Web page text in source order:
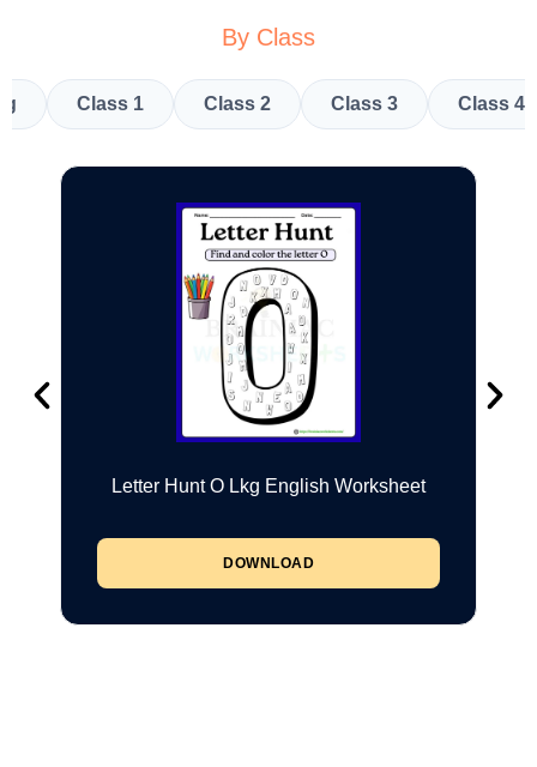
By Class
Class 1 Class 2 Class 3 Class 4
Letter Hunt O Lkg English Worksheet
DOWNLOAD